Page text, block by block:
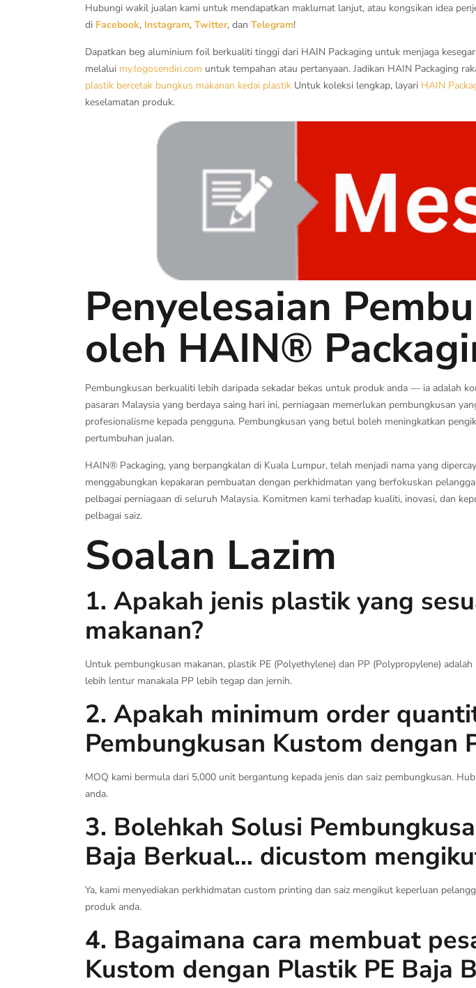
Hubungi wakil jualan kami untuk mendapatkan maklumat lanjut, atau kongsikan idea
di Facebook, Instagram,Twitter, danTelegram!
Dapatkan beg aluminium foil berkualiti tinggi dari HAIN Packaging untuk menjaga
melalui my.logosendiri.com untuk tempahan atau pertanyaan. Jadikan HAIN Packaging
plastik bercetak bungkus makanan kedai plastik Untuk koleksi lengkap, layari HAIN
keselamatan produk.
Penyelesaian
oleh HAIN®
Pembungkusan berkualiti lebih daripada sekadar bekas untuk produk anda — ia adalah
pasaran Malaysia yang berdaya saing hari ini, perniagaan memerlukan pembungkusan
profesionalisme kepada pengguna. Pembungkusan yang betul boleh meningkatkan
pertumbuhan jualan.
HAIN® Packaging, yang berpangkalan di Kuala Lumpur, telah menjadi nama yang
menggabungkan kepakaran pembuatan dengan perkhidmatan yang berfokuskan
pelbagai perniagaan di seluruh Malaysia. Komitmen kami terhadap kualiti, inovasi, dan
pelbagai saiz.
Soalan Lazim
1. Apakah jenis plastik yang
makanan?
Untuk pembungkusan makanan, plastik PE (Polyethylene) dan PP (Polypropylene)
lebih lentur manakala PP lebih tegap dan jernih.
2. Apakah minimum order
Pembungkusan Kustom dengan
MOQ kami bermula dari 5,000 unit bergantung kepada jenis dan saiz pembungkusan.
anda.
3. Bolehkah Solusi
Baja Berkual… dicustom
Ya, kami menyediakan perkhidmatan custom printing dan saiz mengikut keperluan
produk anda.
4. Bagaimana cara membuat
Kustom dengan Plastik PE Baja